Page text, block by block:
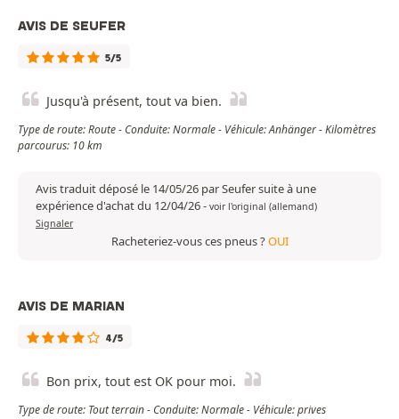
AVIS DE SEUFER
5/5
Jusqu'à présent, tout va bien.
Type de route: Route - Conduite: Normale - Véhicule: Anhänger - Kilomètres
parcourus: 10 km
Avis traduit déposé le 14/05/26 par Seufer suite à une
expérience d'achat du 12/04/26- voir l'original (allemand)
Signaler
Racheteriez-vous ces pneus ?OUI
AVIS DE MARIAN
4/5
Bon prix, tout est OK pour moi.
Type de route: Tout terrain - Conduite: Normale - Véhicule: prives